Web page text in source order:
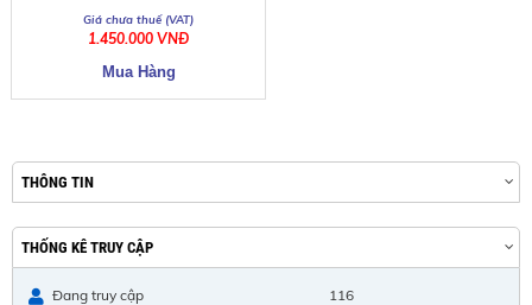
1.450.000 VNĐ
THÔNG TIN
THỐNG KÊ TRUY CẬP
Đang truy cập
116